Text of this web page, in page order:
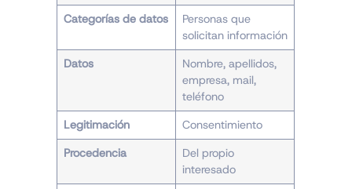
Categorías de datos
Personas que
solicitan información
Datos
Nombre, apellidos,
empresa, mail,
teléfono
Legitimación
Consentimiento
Procedencia
Del propio
interesado